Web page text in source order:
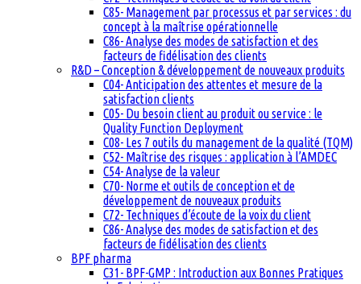
C85- Management par processus et par services : du
concept à la maîtrise opérationnelle
C86- Analyse des modes de satisfaction et des
facteurs de fidélisation des clients
R&D – Conception & développement de nouveaux produits
C04- Anticipation des attentes et mesure de la
satisfaction clients
C05- Du besoin client au produit ou service : le
Quality Function Deployment
C08- Les 7 outils du management de la qualité (TQM)
C52- Maîtrise des risques : application à l’AMDEC
C54- Analyse de la valeur
C70- Norme et outils de conception et de
développement de nouveaux produits
C72- Techniques d’écoute de la voix du client
C86- Analyse des modes de satisfaction et des
facteurs de fidélisation des clients
BPF pharma
C31- BPF-GMP : Introduction aux Bonnes Pratiques